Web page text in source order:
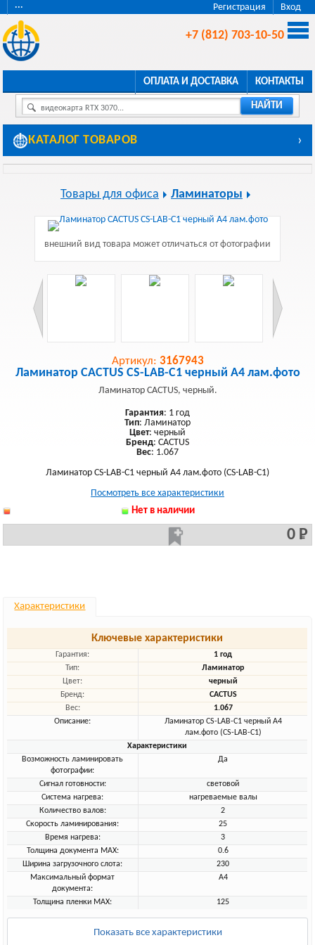
Регистрация Вход
···
+7 (812) 703-10-50
ОПЛАТА И ДОСТАВКА КОНТАКТЫ
видеокарта RTX 3070... НАЙТИ
КАТАЛОГ ТОВАРОВ ›
Товары для офиса Ламинаторы
внешний вид товара может отличаться от фотографии
Артикул: 3167943
Ламинатор CACTUS CS-LAB-C1 черный A4 лам.фото
Ламинатор CACTUS, черный.
Гарантия: 1 год
Тип: Ламинатор
Цвет: черный
Бренд: CACTUS
Вес: 1.067
Ламинатор CS-LAB-C1 черный A4 лам.фото (CS-LAB-C1)
Посмотреть все характеристики
Нет в наличии
0 Р
Характеристики
Ключевые характеристики
Гарантия:
1 год
Тип:
Ламинатор
Цвет:
черный
Бренд:
CACTUS
Вес:
1.067
Описание:
Ламинатор CS-LAB-C1 черный A4
лам.фото (CS-LAB-C1)
Характеристики
Возможность ламинировать
фотографии:
Да
Сигнал готовности:
световой
Система нагрева:
нагреваемые валы
Количество валов:
2
Скорость ламинирования:
25
Время нагрева:
3
Толщина документа MAX:
0.6
Ширина загрузочного слота:
230
Максимальный формат
документа:
A4
Толщина пленки MAX: 125
Показать все характеристики